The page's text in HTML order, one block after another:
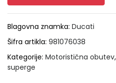
Blagovna znamka: Ducati
Šifra artikla: 981076038
Kategorije: Motoristična obutev,
superge